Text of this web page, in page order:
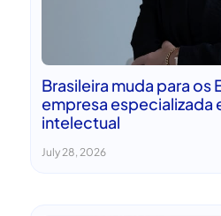
Brasileira muda para os
empresa
intelectual
July 28, 2026